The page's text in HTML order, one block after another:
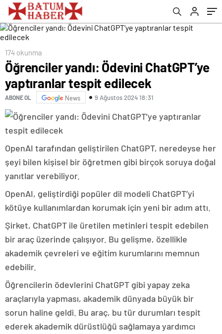
174 okunma
Öğrenciler yandı: Ödevini ChatGPT’ye
yaptıranlar tespit edilecek
ABONE OL News 9 Ağustos 2024 18:31
OpenAI tarafından geliştirilen ChatGPT, neredeyse her
şeyi bilen kişisel bir öğretmen gibi birçok soruya doğal
yanıtlar verebiliyor.
OpenAI, geliştirdiği popüler dil modeli ChatGPT’yi
kötüye kullanımlardan korumak için yeni bir adım attı.
Şirket, ChatGPT ile üretilen metinleri tespit edebilen
bir araç üzerinde çalışıyor. Bu gelişme, özellikle
akademik çevreleri ve eğitim kurumlarını memnun
edebilir.
Öğrencilerin ödevlerini ChatGPT gibi yapay zeka
araçlarıyla yapması, akademik dünyada büyük bir
sorun haline geldi. Bu araç, bu tür durumları tespit
ederek akademik dürüstlüğü sağlamaya yardımcı
teklif